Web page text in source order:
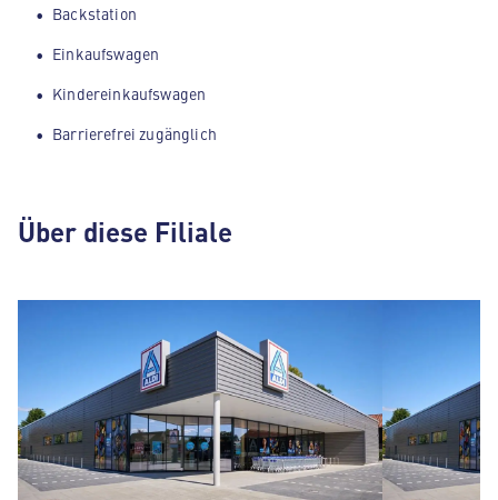
Backstation
Einkaufswagen
Kindereinkaufswagen
Barrierefrei zugänglich
Über diese Filiale